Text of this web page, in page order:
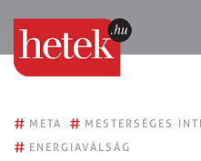
# META # MESTERSÉGES
# ENERGIAVÁLSÁG